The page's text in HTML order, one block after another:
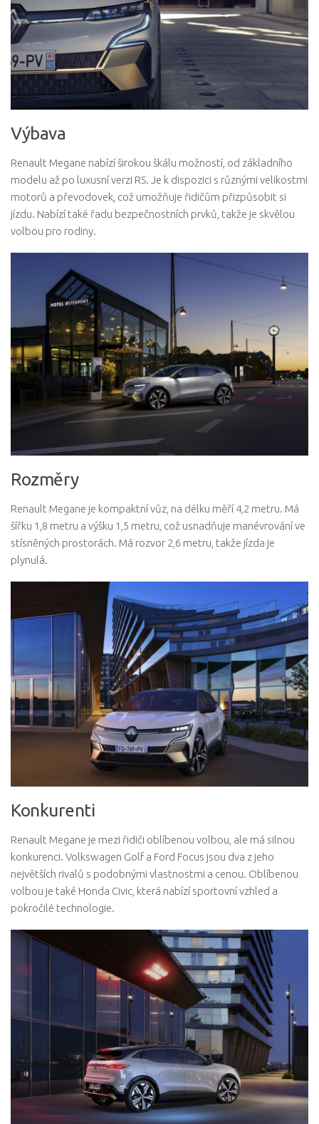
Výbava
Renault Megane nabízí širokou škálu možností, od základního
modelu až po luxusní verzi RS. Je k dispozici s různými velikostmi
motorů a převodovek, což umožňuje řidičům přizpůsobit si
jízdu. Nabízí také řadu bezpečnostních prvků, takže je skvělou
volbou pro rodiny.
Rozměry
Renault Megane je kompaktní vůz, na délku měří 4,2 metru. Má
šířku 1,8 metru a výšku 1,5 metru, což usnadňuje manévrování ve
stísněných prostorách. Má rozvor 2,6 metru, takže jízda je
plynulá.
Konkurenti
Renault Megane je mezi řidiči oblíbenou volbou, ale má silnou
konkurenci. Volkswagen Golf a Ford Focus jsou dva z jeho
největších rivalů s podobnými vlastnostmi a cenou. Oblíbenou
volbou je také Honda Civic, která nabízí sportovní vzhled a
pokročilé technologie.